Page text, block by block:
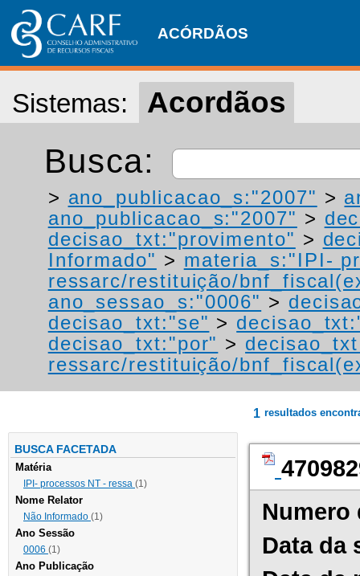
ACÓRDÃOS
Sistemas: Acordãos
Busca:
> ano_publicacao_s:"2007" >
ano_publicacao_s:"2007" >
decisao_txt:"provimento" >
Informado" > materia_s:"IPI-
ressarc/restituição/
ano_sessao_s:"0006" >
decisao_txt:"se" >
decisao_txt:"por" >
ressarc/restituição/
BUSCA FACETADA
Matéria
IPI- processos NT - ressa (1)
Nome Relator
Não Informado (1)
Ano Sessão
0006 (1)
Ano Publicação
1 resultados
Numero
Data da